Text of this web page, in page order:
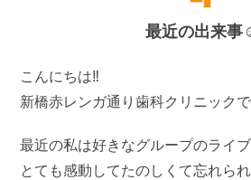
最近の出来事
こんにちは‼
新橋赤レンガ通り歯科クリニックで
最近の私は好きなグループのライ
とても感動してたのしくて忘れら